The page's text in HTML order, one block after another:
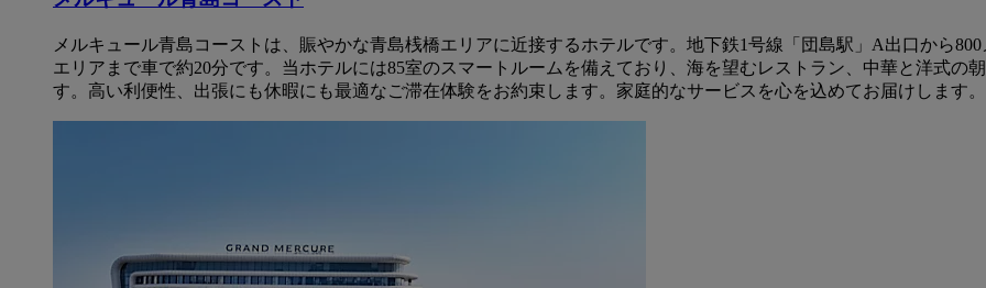
メルキュール青島コーストは、賑やかな青島桟橋エリアに近接するホテルです。地下鉄1号線「団島駅」A出口から
エリアまで車で約20分です。当ホテルには85室のスマートルームを備えており、海を望むレストラン、中華と洋式の
す。高い利便性、出張にも休暇にも最適なご滞在体験をお約束します。家庭的なサービスを心を込めてお届けします。